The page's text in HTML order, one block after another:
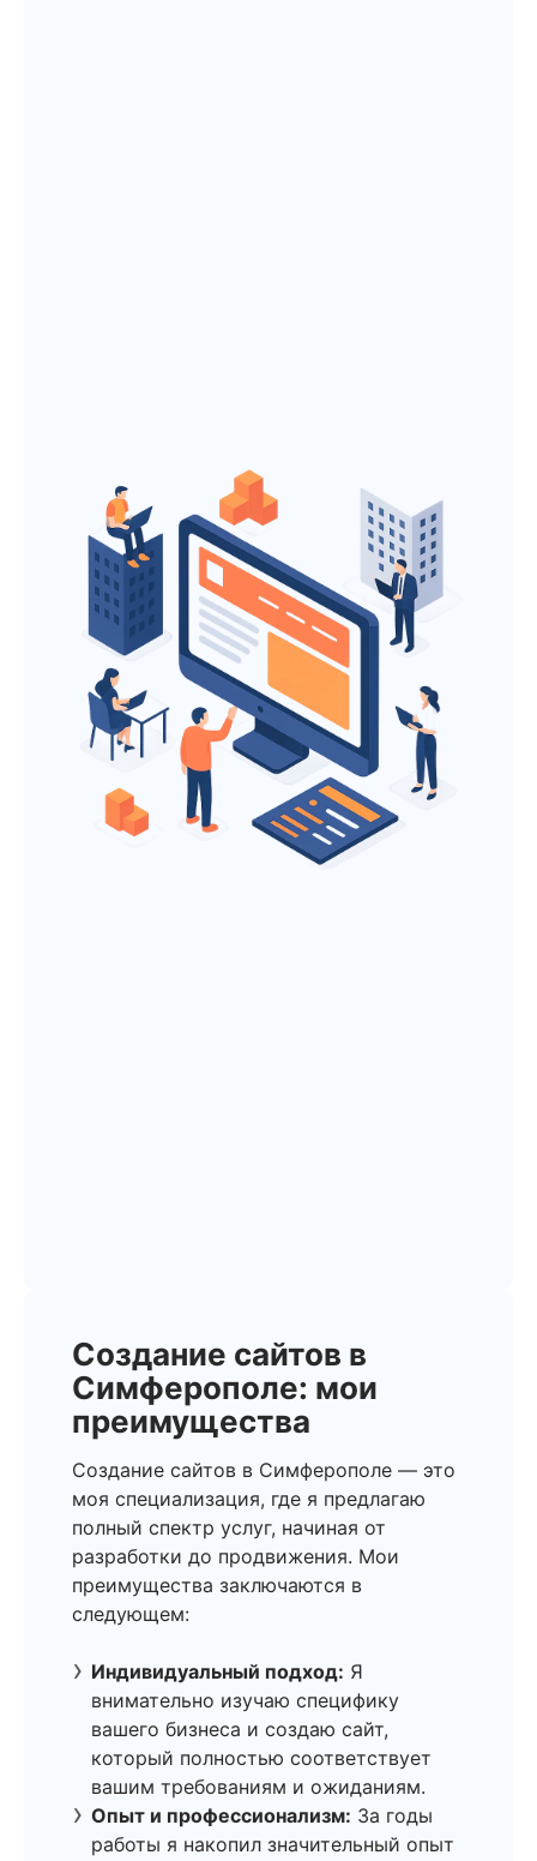
Создание сайтов в
Симферополе: мои
преимущества
Создание сайтов в Симферополе — это
моя специализация, где я предлагаю
полный спектр услуг, начиная от
разработки до продвижения. Мои
преимущества заключаются в
следующем:
Индивидуальный подход: Я
внимательно изучаю специфику
вашего бизнеса и создаю сайт,
который полностью соответствует
вашим требованиям и ожиданиям.
Опыт и профессионализм: За годы
работы я накопил значительный опыт